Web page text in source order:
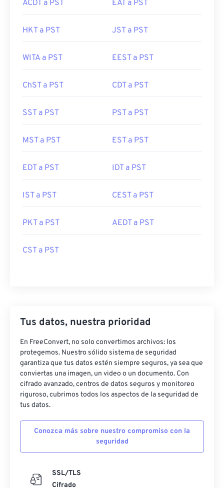
ACDT a PST EAT a PST
HKT a PST JST a PST
WITA a PST EEST a PST
ChST a PST CDT a PST
SST a PST PST a PST
MST a PST EST a PST
EDT a PST IDT a PST
IST a PST CEST a PST
PKT a PST AEDT a PST
CST a PST
Tus datos, nuestra prioridad
En FreeConvert, no solo convertimos archivos: los
protegemos. Nuestro sólido sistema de seguridad
garantiza que tus datos estén siempre seguros, ya sea que
conviertas una imagen, un video o un documento. Con
cifrado avanzado, centros de datos seguros y monitoreo
riguroso, cubrimos todos los aspectos de la seguridad de
tus datos.
Conozca más sobre nuestro compromiso con la
seguridad
SSL/TLS
Cifrado